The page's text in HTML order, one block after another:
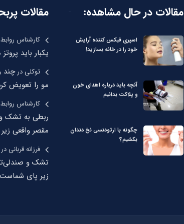
مقالات در حال مشاهده:
اسپری فیکس کننده آرایش
خود را در خانه بسازید!
آنچه باید درباره اهدای خون
و پلاکت بدانیم
چگونه با ارتودنسی نخ دندان
بکشیم؟
مقالات
کارشناس
یکبار باید
توکلیدرچند
مو را تعویض
کارشناس
ربطی به تشک و
مقصر واقعی
فرزانه قربانیدر
تشک و
زیر پای